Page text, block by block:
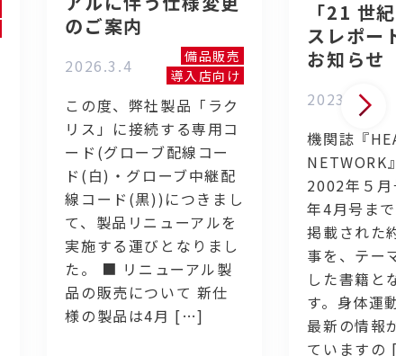
のご案内
2026.3.4
備品販売
導入店向け
この度、弊社製品「ラク
リス」に接続する専用コ
ード(グローブ配線コー
ド(白)・グローブ中継配
線コード(黒))につきまし
て、製品リニューアルを
実施する運びとなりまし
た。 ■ リニューアル製
品の販売について 新仕
様の製品は4月 […]
「21 世
スレポー
お知らせ
2023.7.19
機関誌『
NETWORK
2002年５
年4月号ま
掲載された
事を、テー
した書籍と
す。身体運
最新の情報
ています